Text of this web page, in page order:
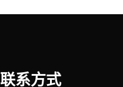
联系方式